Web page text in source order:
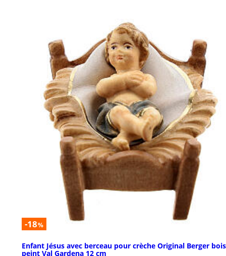
-18%
Enfant Jésus avec berceau pour crèche Original Berger bois
peint Val Gardena 12 cm